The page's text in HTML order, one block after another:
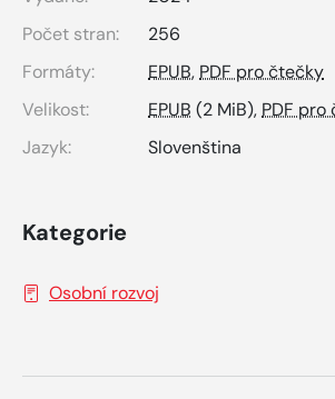
Počet stran:
256
Formáty:
EPUB, PDF pro čtečky
Velikost:
EPUB (2 MiB), PDF pro
Jazyk:
Slovenština
Kategorie
Osobní rozvoj